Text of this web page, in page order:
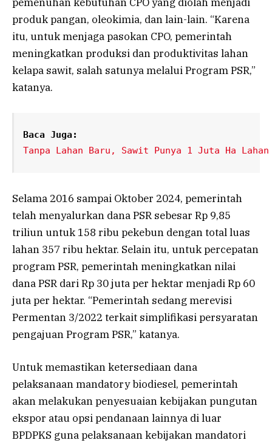
produk pangan, oleokimia, dan lain-lain. “Karena
itu, untuk menjaga pasokan CPO, pemerintah
meningkatkan produksi dan produktivitas lahan
kelapa sawit, salah satunya melalui Program PSR,”
katanya.
Baca Juga:
Tanpa Lahan Baru, Sawit Punya 1 Juta Ha Lahan
Selama 2016 sampai Oktober 2024, pemerintah
telah menyalurkan dana PSR sebesar Rp 9,85
triliun untuk 158 ribu pekebun dengan total luas
lahan 357 ribu hektar. Selain itu, untuk percepatan
program PSR, pemerintah meningkatkan nilai
dana PSR dari Rp 30 juta per hektar menjadi Rp 60
juta per hektar. “Pemerintah sedang merevisi
Permentan 3/2022 terkait simplifikasi persyaratan
pengajuan Program PSR,” katanya.
Untuk memastikan ketersediaan dana
pelaksanaan mandatory biodiesel, pemerintah
akan melakukan penyesuaian kebijakan pungutan
ekspor atau opsi pendanaan lainnya di luar
BPDPKS guna pelaksanaan kebijakan mandatori